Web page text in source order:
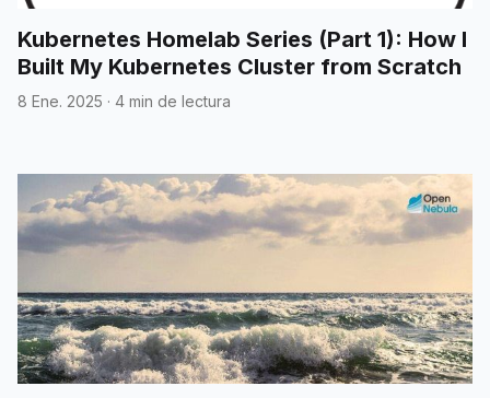
Kubernetes Homelab Series (Part 1): How I
Built My Kubernetes Cluster from Scratch
8 Ene. 2025 · 4 min de lectura